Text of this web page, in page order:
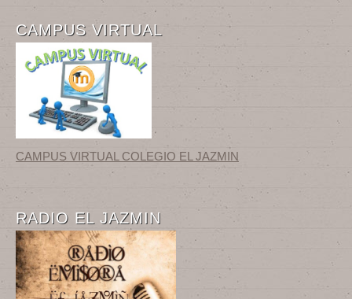
CAMPUS VIRTUAL
CAMPUS VIRTUAL COLEGIO EL JAZMIN
RADIO EL JAZMIN